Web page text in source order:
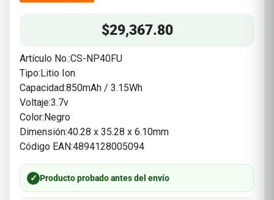
$29,367.80
Artículo No.:CS-NP40FU
Tipo:Litio Ion
Capacidad:850mAh / 3.15Wh
Voltaje:3.7v
Color:Negro
Dimensión:40.28 x 35.28 x 6.10mm
Código EAN:4894128005094
✓ Producto probado antes del envío